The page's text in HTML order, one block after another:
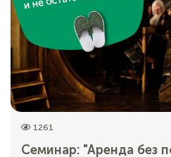
1261
Семинар: "Аренда без